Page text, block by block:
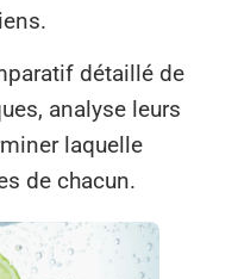
détaillé de
analyse leurs
laquelle
de chacun.